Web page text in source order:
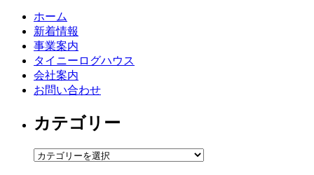
ホーム
新着情報
事業案内
タイニーログハウス
会社案内
お問い合わせ
カテゴリー
カ